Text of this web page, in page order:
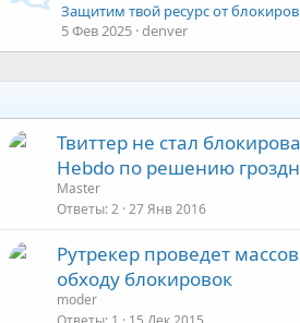
Защитим твой ресурс от
5 Фев 2025 denver
Твиттер не стал
Hebdo по решению
Master
Ответы 2 27 Янв 2016
Рутрекер проведет
обходу блокировок
moder